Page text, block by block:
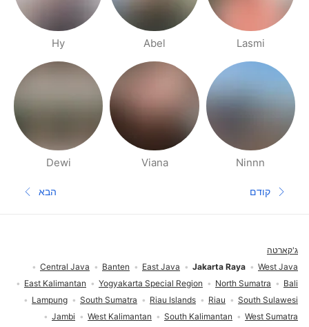
Lasmi
Abel
Hy
Ninnn
Viana
Dewi
דפי אנשים בסביבתך
עמוד קודם
קודם
העמוד
הבא
West Java
Jakarta Raya
East Java
Banten
Central Java
Bali
North Sumatra
Yogyakarta Special Region
East Kalimantan
South Sulawesi
Riau
Riau Islands
South Sumatra
Lampung
West Sumatra
South Kalimantan
West Kalimantan
Jambi
ג'קארטה